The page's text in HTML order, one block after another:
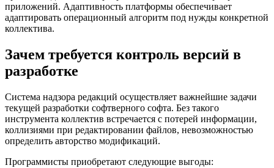
приложений. Адаптивность платформы обеспечивает
адаптировать операционный алгоритм под нужды конкретной
коллектива.
Зачем требуется контроль версий в
разработке
Система надзора редакций осуществляет важнейшие задачи
текущей разработки софтверного софта. Без такого
инструмента коллектив встречается с потерей информации,
коллизиями при редактировании файлов, невозможностью
определить авторство модификаций.
Программисты приобретают следующие выгоды: